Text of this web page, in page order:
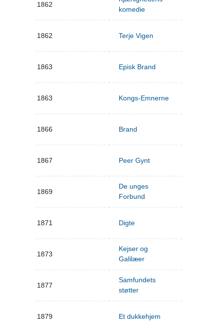
1862
komedie
1862 Terje Vigen
1863 Episk Brand
1863 Kongs-Emnerne
1866 Brand
1867 Peer Gynt
1869
De unges
Forbund
1871 Digte
1873
Kejser og
Galilæer
1877
Samfundets
støtter
1879 Et dukkehjem